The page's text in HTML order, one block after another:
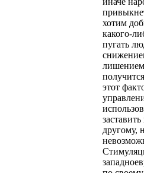
хотим
какого-
пугать
этот
другому,